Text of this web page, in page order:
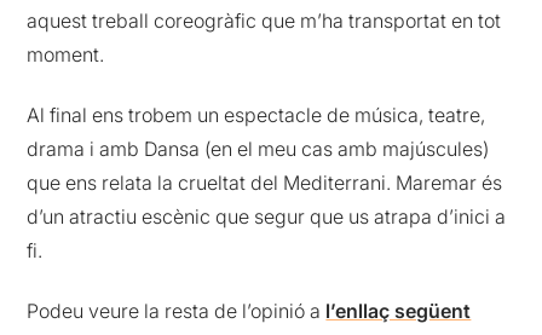
aquest treball coreogràfic que m’ha transportat en tot
moment.
Al final ens trobem un espectacle de música, teatre,
drama i amb Dansa (en el meu cas amb majúscules)
que ens relata la crueltat del Mediterrani. Maremar és
d’un atractiu escènic que segur que us atrapa d’inici a
fi.
Podeu veure la resta de l’opinió a l’enllaç següent